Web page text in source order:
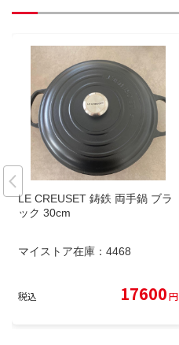
LE CREUSET 鋳鉄 両手鍋 ブラ
ック 30cm
マイストア在庫： 4468
税込 17600円